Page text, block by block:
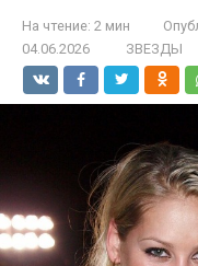
На чтение: 2 мин
04.06.2026
ЗВЕЗДЫ